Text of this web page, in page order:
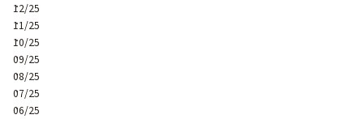
12/25
11/25
10/25
09/25
08/25
07/25
06/25